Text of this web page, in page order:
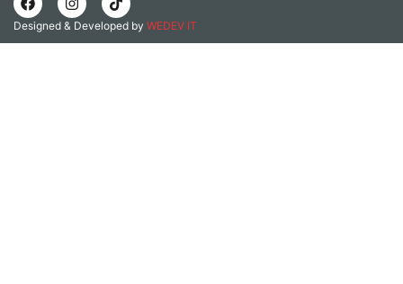
Designed & Developed by WEDEV IT